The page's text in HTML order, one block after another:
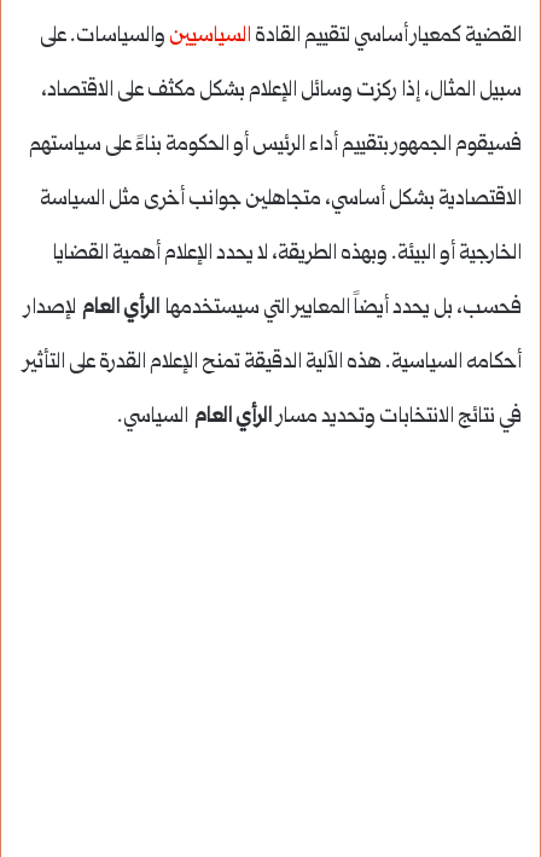
القضية كمعيار أساسي لتقييم القادة السياسيين والسياسات. على
سبيل المثال، إذا ركزت وسائل الإعلام بشكل مكثف على الاقتصاد،
فسيقوم الجمهور بتقييم أداء الرئيس أو الحكومة بناءً على سياستهم
الاقتصادية بشكل أساسي، متجاهلين جوانب أخرى مثل السياسة
الخارجية أو البيئة. وبهذه الطريقة، لا يحدد الإعلام أهمية القضايا
فحسب، بل يحدد أيضاً المعايير التي سيستخدمها الرأي العام لإصدار
أحكامه السياسية. هذه الآلية الدقيقة تمنح الإعلام القدرة على التأثير
في نتائج الانتخابات وتحديد مسارالرأي العام السياسي.